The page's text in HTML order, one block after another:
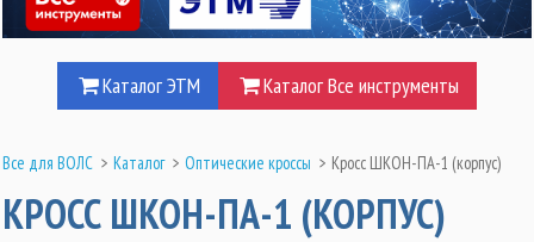
Каталог ЭТМ Каталог Все инструменты
Все для ВОЛС > Каталог > Оптические кроссы > Кросс ШКОН-ПА-1 (корпус)
КРОСС ШКОН-ПА-1 (КОРПУС)